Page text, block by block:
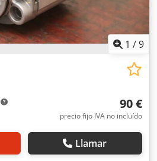
1 /9
90 €
precio fijo IVA no incluído
Llamar